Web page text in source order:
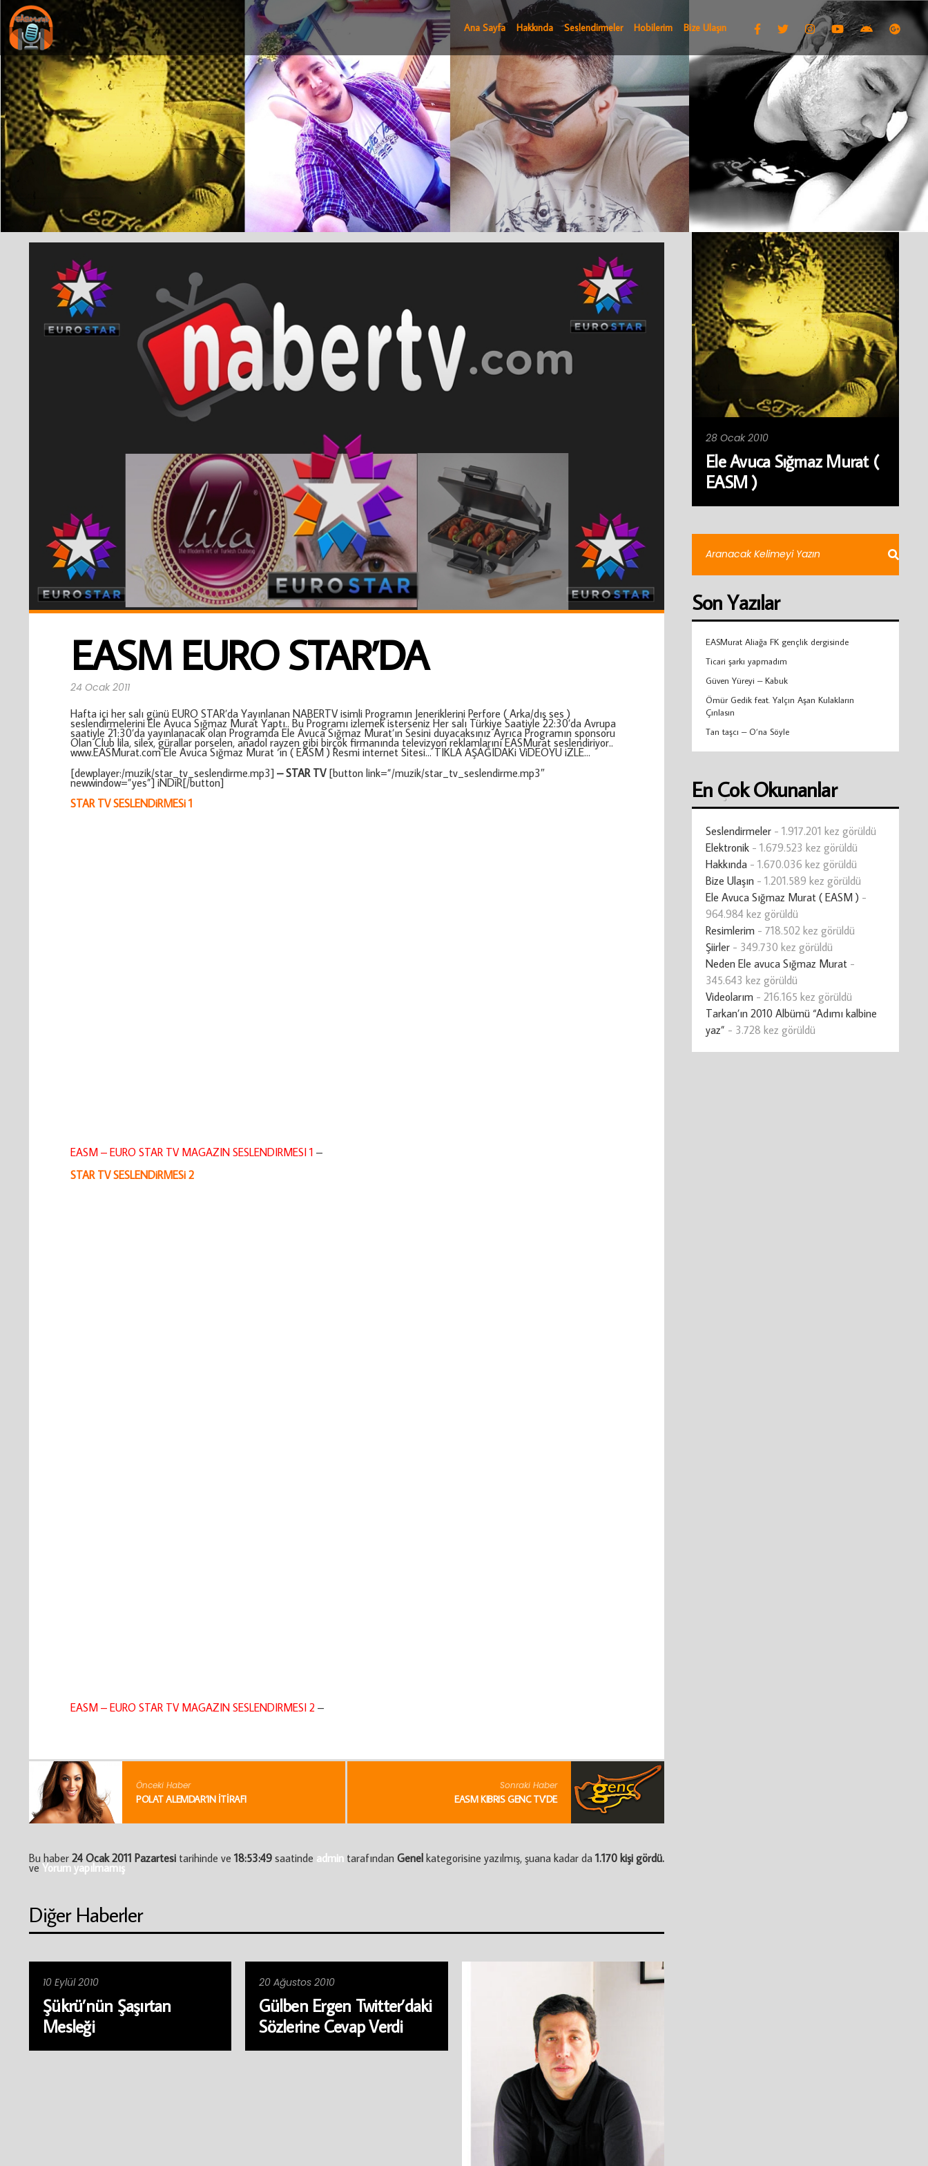
Ana Sayfa Hakkında Seslendirmeler Hobilerim Bize Ulaşın
EASM EURO STAR’DA
24 Ocak 2011
Hafta içi her salı günü EURO STAR’da Yayınlanan NABERTV isimli Programın Jeneriklerini Perfore ( Arka/dış ses )
seslendirmelerini Ele Avuca Sığmaz Murat Yaptı.. Bu Programı izlemek isterseniz Her salı Türkiye Saatiyle 22:30’da Avrupa
saatiyle 21:30’da yayınlanacak olan Programda Ele Avuca Sığmaz Murat’ın Sesini duyacaksınız Ayrıca Programın sponsoru
Olan Club lila, silex, gürallar porselen, anadol rayzen gibi birçok firmanında televizyon reklamlarını EASMurat seslendiriyor..
www.EASMurat.com Ele Avuca Sığmaz Murat ‘ın ( EASM ) Resmi internet Sitesi… TIKLA AŞAĞIDAKi ViDEOYU iZLE…
[dewplayer:/muzik/star_tv_seslendirme.mp3] – STAR TV [button link=”/muzik/star_tv_seslendirme.mp3″
newwindow=”yes”] iNDiR[/button]
STAR TV SESLENDiRMESi 1
EASM – EURO STAR TV MAGAZIN SESLENDIRMESI 1 –
STAR TV SESLENDiRMESi 2
EASM – EURO STAR TV MAGAZIN SESLENDIRMESI 2 –
Önceki Haber
POLAT ALEMDAR’IN ITIRAFI
Sonraki Haber
EASM KIBRIS GENÇ TV’DE
Bu haber 24 Ocak 2011 Pazartesi tarihinde ve 18:53:49 saatinde admin tarafından Genel kategorisine yazılmış, şuana kadar da 1.170 kişi gördü.
ve Yorum yapılmamış
Diğer Haberler
10 Eylül 2010
Şükrü’nün Şaşırtan
Mesleği
20 Ağustos 2010
Gülben Ergen Twitter’daki
Sözlerine Cevap Verdi
28 Ocak 2010
Ele Avuca Sığmaz Murat (
EASM )
Son Yazılar
EASMurat Aliağa FK gençlik dergisinde
Ticari şarkı yapmadım
Güven Yüreyi – Kabuk
Ömür Gedik feat. Yalçın Aşan Kulakların
Çınlasın
Tan taşcı – O’na Söyle
En Çok Okunanlar
Seslendirmeler - 1.917.201 kez görüldü
Elektronik - 1.679.523 kez görüldü
Hakkında - 1.670.036 kez görüldü
Bize Ulaşın - 1.201.589 kez görüldü
Ele Avuca Sığmaz Murat ( EASM ) -
964.984 kez görüldü
Resimlerim - 718.502 kez görüldü
Şiirler - 349.730 kez görüldü
Neden Ele avuca Sığmaz Murat -
345.643 kez görüldü
Videolarım - 216.165 kez görüldü
Tarkan’ın 2010 Albümü “Adımı kalbine
yaz” - 3.728 kez görüldü